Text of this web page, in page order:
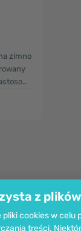
z
cookies w celu
treści.
zimno